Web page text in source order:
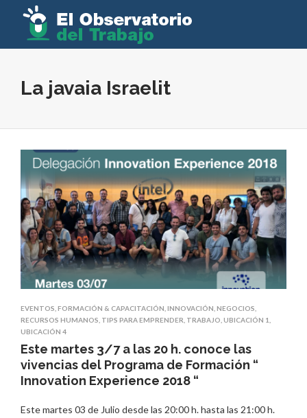
La javaia Israelit
EVENTOS FORMACIÓN & CAPACITACIÓN INNOVACIÓN NEGOCIOS
RECURSOS HUMANOS TIPS PARA EMPRENDER TRABAJO UBICACIÓN 1
UBICACIÓN 4
Este martes 3/7 a las 20 h. conoce las
vivencias del Programa de Formación “
Innovation Experience 2018 “
Este martes 03 de Julio desde las 20:00 h. hasta las 21:00 h.